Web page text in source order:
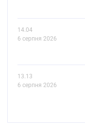
14.04
6 серпня 2026
13.13
6 серпня 2026